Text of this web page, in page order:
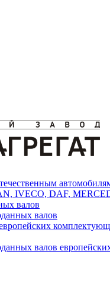
IVECO, DAF,
валов
валов
валов